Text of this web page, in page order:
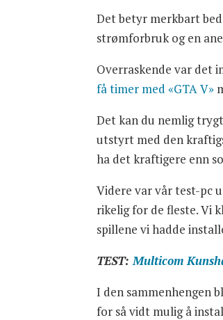
Det betyr merkbart
strømforbruk og en
Overraskende var det
få timer med «GTA V»
Det kan du nemlig
utstyrt med den
ha det kraftigere enn
Videre var vår test-pc
rikelig for de fleste. Vi
spillene vi hadde
TEST:Multicom
I den sammenhengen
for så vidt mulig å